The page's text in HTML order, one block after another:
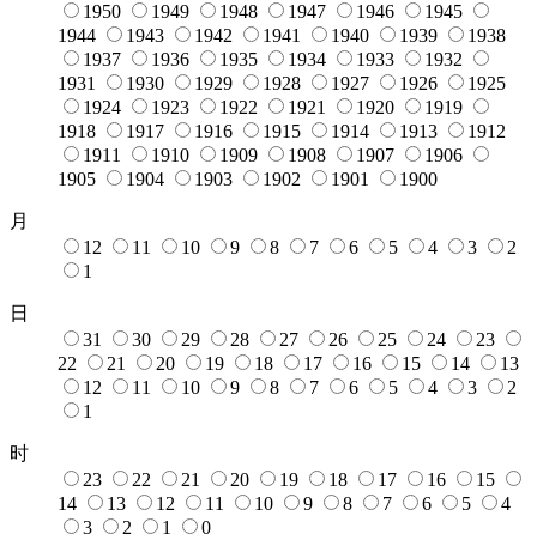
1950
1949 1948 1947 1946
1945
1944
1943 1942 1941 1940 1939
1938
1937
1936 1935 1934 1933
1932
1931
1930 1929 1928 1927 1926
1925
1924
1923 1922 1921 1920
1919
1918
1917 1916 1915 1914 1913
1912
1911
1910 1909 1908 1907
1906
1905
1904 1903 1902 1901 1900
月
12
11 10 9 8 7 6 5 4 3
2
1
日
31
30 29 28 27 26 25 24
23
22
21 20 19 18 17 16 15 14
13
12
11 10 9 8 7 6 5 4 3
2
1
时
23
22 21 20 19 18 17 16
15
14
13 12 11 10 9 8 7 6 5
4
3
2 1 0